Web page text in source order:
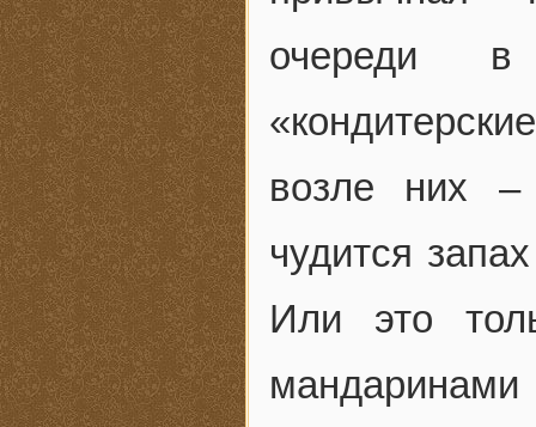
очереди в
возле них –
чудится
Или это